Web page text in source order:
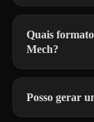
Quais
Mech?
Posso gerar